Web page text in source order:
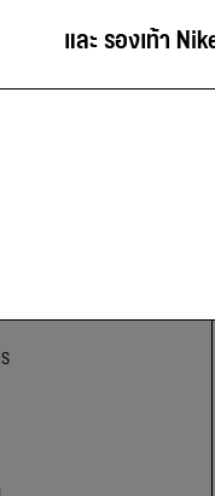
และ รองเท้า